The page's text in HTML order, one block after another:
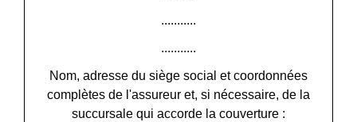
...........
...........
Nom, adresse du siège social et coordonnées
complètes de l'assureur et, si nécessaire, de la
succursale qui accorde la couverture :